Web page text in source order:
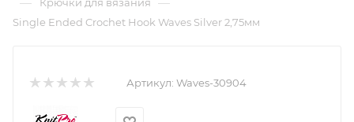
Single Ended Crochet Hook Waves Silver 2,75мм
Артикул: Waves-30904